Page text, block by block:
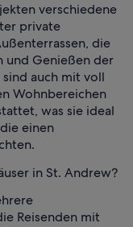
verschiedene
private
die
und Genießen der
auch mit voll
Wohnbereichen
was sie ideal
einen
in St. Andrew?
Reisenden mit